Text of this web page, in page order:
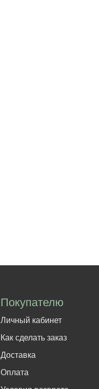
Покупателю
Личный кабинет
Как сделать заказ
Доставка
Оплата